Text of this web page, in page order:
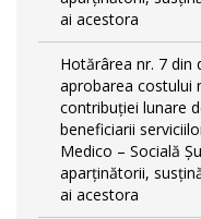
ai acestora
Hotărârea nr. 7 din
aprobarea costului
contribuției lunare
beneficiarii
Medico – Socială
aparținătorii,
ai acestora